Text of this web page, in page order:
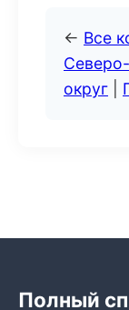
← Все
округ
Полный